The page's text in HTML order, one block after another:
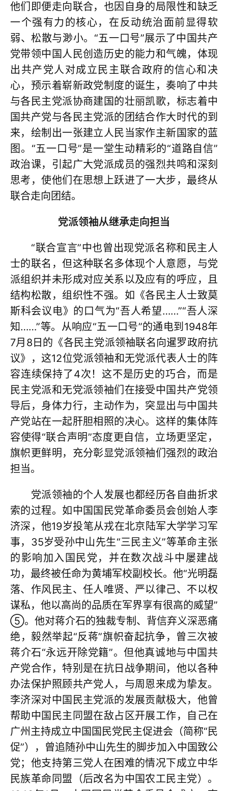
他们即便走向联合，也因自身的局限性和缺乏
一个强有力的核心，在反动统治面前显得软
弱、松散与渺小。“五一口号”展示了中国共产
党带领中国人民创造历史的能力和气魄，体现
出共产党人对成立民主联合政府的信心和决
心，预示着崭新政党制度的诞生，奏响了中共
与各民主党派协商建国的壮丽凯歌，标志着中
国共产党与各民主党派的团结合作大时代的到
来，绘制出一张建立人民当家作主新国家的蓝
图。“五一口号”是一堂生动精彩的“道路自信”
政治课，引起广大党派成员的强烈共鸣和深刻
思考，使他们在思想上跃进了一大步，最终从
联合走向团结。
党派领袖从继承走向担当
“联合宣言”中也曾出现党派名称和民主人
士的联名，但这种联名多体现个人意愿，与党
派组织并未形成对应关系以及应有的呼应，且
结构松散，组织性不强。如《各民主人士致莫
斯科会议电》的口气为“吾人希望……”“吾人深
知……”等。从响应“五一口号”的通电到1948年
7月8日的《各民主党派领袖联名向暹罗政府抗
议》，这12位党派领袖和无党派代表人士的阵
容连续保持了4次！这不是历史的巧合，而是
民主党派和无党派领袖们在接受中国共产党领
导后，身体力行，主动作为，突显出与中国共
产党站在一起肝胆相照的决心。这样的集体阵
容使得“联合声明”态度更自信，立场更坚定，
旗帜更鲜明，充分彰显党派领袖们强烈的政治
担当。
党派领袖的个人发展也都经历各自曲折求
索的过程。如中国国民党革命委员会创始人李
济深，他19岁投笔从戎在北京陆军大学学习军
事，35岁受孙中山先生“三民主义”等革命主张
的影响加入国民党，并在数次战斗中屡建战
功，最终被任命为黄埔军校副校长。他“光明磊
落、作风民主、任人唯贤、严以律己、不以权
谋私，他以高尚的品质在军界享有很高的威望”
⑤。他对蒋介石的独裁专制、背信弃义深恶痛
绝，毅然举起“反蒋”旗帜奋起抗争，曾三次被
蒋介石“永远开除党籍”。但他真诚地与中国共
产党合作，特别是在抗日战争期间，他以各种
办法保护照顾共产党人，与周恩来成为挚友。
李济深对中国民主党派的发展贡献极大，他曾
帮助中国民主同盟在敌占区开展工作，自己在
广州主持成立中国国民党民主促进会（简称“民
促”），曾追随孙中山先生的脚步加入中国致公
党；他支持第三党人在困难的情况下成立中华
民族革命同盟（后改名为中国农工民主党）。